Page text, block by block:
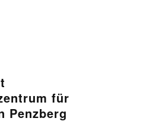
für
Penzberg